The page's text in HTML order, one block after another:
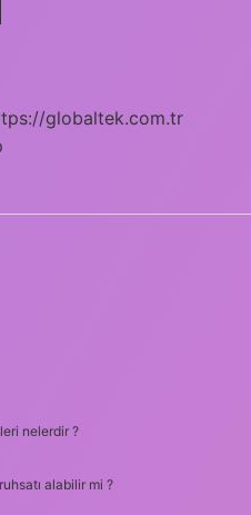
globaltek.com.tr
nelerdir ?
alabilir mi ?